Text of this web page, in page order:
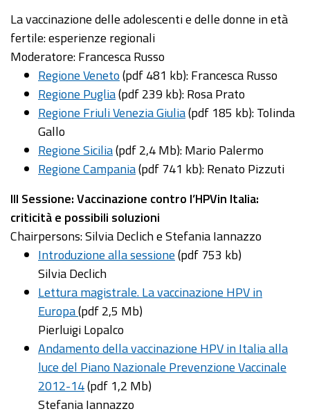
La vaccinazione delle adolescenti e delle donne in età
fertile: esperienze regionali
Moderatore: Francesca Russo
Regione Veneto(pdf 481 kb): Francesca Russo
Regione Puglia(pdf 239 kb): Rosa Prato
Regione Friuli Venezia Giulia(pdf 185 kb): Tolinda
Gallo
Regione Sicilia(pdf 2,4 Mb): Mario Palermo
Regione Campania(pdf 741 kb): Renato Pizzuti
III Sessione: Vaccinazione contro l’HPVin Italia:
criticità e possibili soluzioni
Chairpersons: Silvia Declich e Stefania Iannazzo
Introduzione alla sessione(pdf 753 kb)
Silvia Declich
Lettura magistrale. La vaccinazione HPV in
Europa(pdf 2,5 Mb)
Pierluigi Lopalco
Andamento della vaccinazione HPV in Italia alla
luce del Piano Nazionale Prevenzione Vaccinale
2012-14(pdf 1,2 Mb)
Stefania Iannazzo